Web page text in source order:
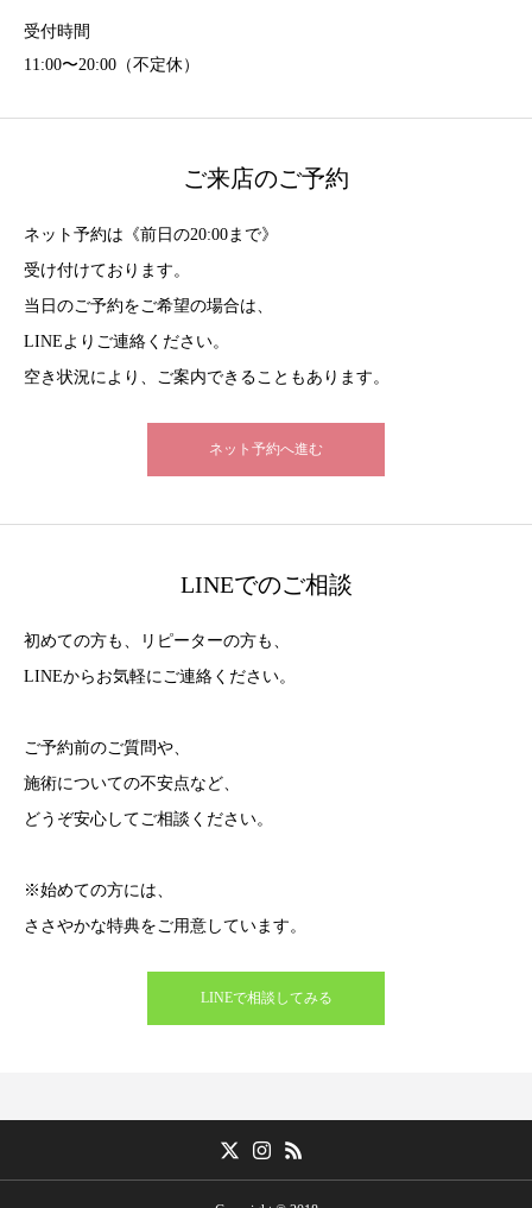
受付時間
11:00〜20:00（不定休）
ご来店のご予約
ネット予約は《前日の20:00まで》
受け付けております。
当日のご予約をご希望の場合は、
LINEよりご連絡ください。
空き状況により、ご案内できることもあります。
ネット予約へ進む
LINEでのご相談
初めての方も、リピーターの方も、
LINEからお気軽にご連絡ください。
ご予約前のご質問や、
施術についての不安点など、
どうぞ安心してご相談ください。
※始めての方には、
ささやかな特典をご用意しています。
LINEで相談してみる